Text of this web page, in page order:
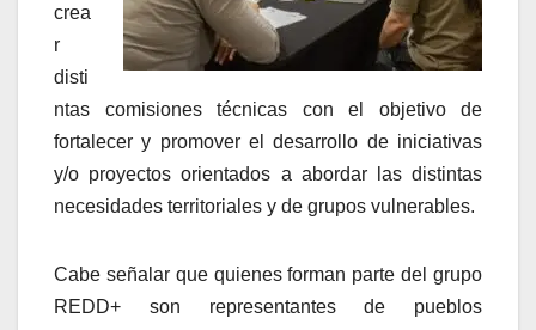
crea
r
disti
ntas comisiones técnicas con el objetivo de
fortalecer y promover el desarrollo de iniciativas
y/o proyectos orientados a abordar las distintas
necesidades territoriales y de grupos vulnerables.
Cabe señalar que quienes forman parte del grupo
REDD+ son representantes de pueblos